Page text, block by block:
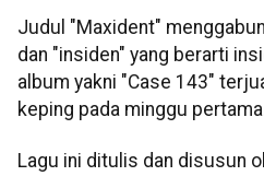
Judul "Maxident"
dan "insiden" yang berarti
album yakni "Case 143"
keping pada minggu
Lagu ini ditulis dan disusun